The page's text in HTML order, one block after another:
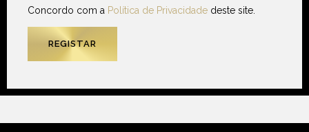
Concordo com a Política de Privacidade deste site.